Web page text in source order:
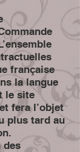
française
la langue
le site
fera l’objet
plus tard au
des